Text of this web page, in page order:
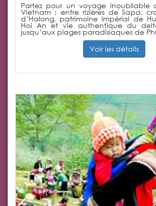
Partez pour un voyage inoubliable
Vietnam : entre rizières de Sapa,
d’Halong, patrimoine impérial de
Hoi An et vie authentique du
jusqu’aux plages paradisiaques de
Voir les détails